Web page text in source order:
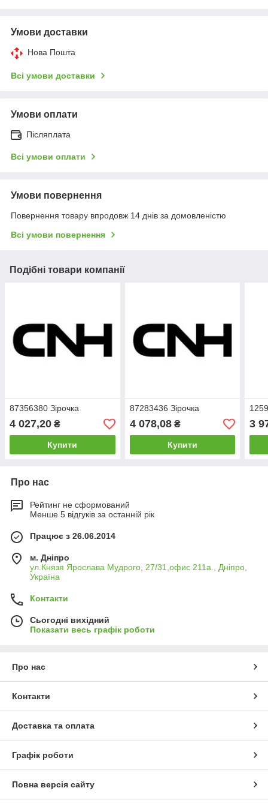
Умови доставки
Нова Пошта
Всі умови доставки
Умови оплати
Післяплата
Всі умови оплати
Умови повернення
Повернення товару впродовж 14 днів за домовленістю
Всі умови повернення
Подібні товари компанії
87356380 Зірочка
4 027,20 ₴
Купити
87283436 Зірочка
4 078,08₴
Купити
3
Про нас
Рейтинг не сформований
Менше 5 відгуків за останній рік
Працює з 26.06.2014
м. Дніпро
ул.Князя Ярослава Мудрого, 27/31,офис 211а., Дніпро,
Україна
Контакти
Сьогодні вихідний
Показати весь графік роботи
Про нас
Контакти
Доставка та оплата
Графік роботи
Повна версія сайту